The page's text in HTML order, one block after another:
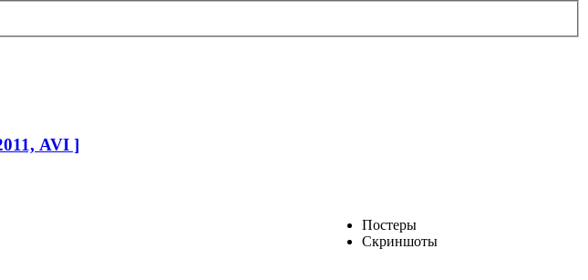
AVI ]
Постеры
Скриншоты